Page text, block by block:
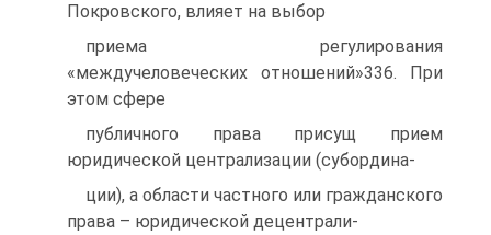
Покровского, влияет на выбор
приема регулирования
«междучеловеческих отношений»336. При
этом сфере
публичного права присущ прием
юридической централизации (субордина-
ции), а области частного или гражданского
права – юридической децентрали-